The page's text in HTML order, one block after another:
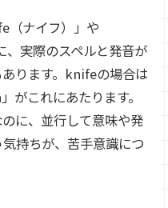
（ナイフ）」や
、実際のスペルと発音が
ります。knifeの場合は
がこれにあたります。
に、並行して意味や発
持ちが、苦手意識につ